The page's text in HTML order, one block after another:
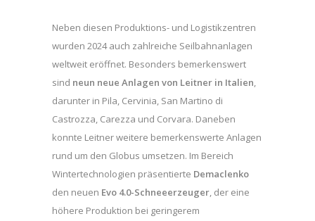
Neben diesen Produktions- und Logistikzentren
wurden 2024 auch zahlreiche Seilbahnanlagen
weltweit eröffnet. Besonders bemerkenswert
sind neun neue Anlagen von Leitner in Italien,
darunter in Pila, Cervinia, San Martino di
Castrozza, Carezza und Corvara. Daneben
konnte Leitner weitere bemerkenswerte Anlagen
rund um den Globus umsetzen. Im Bereich
Wintertechnologien präsentierte Demaclenko
den neuen Evo 4.0-Schneeerzeuger, der eine
höhere Produktion bei geringerem